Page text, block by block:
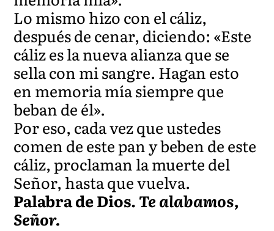
Lo mismo hizo con el cáliz,
después de cenar, diciendo: «Este
cáliz es la nueva alianza que se
sella con mi sangre. Hagan esto
en memoria mía siempre que
beban de él».
Por eso, cada vez que ustedes
comen de este pan y beben de este
cáliz, proclaman la muerte del
Señor, hasta que vuelva.
Palabra de Dios.Te alabamos,
Señor.